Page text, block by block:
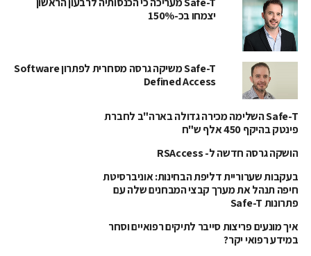
יצמחו בכ-150%
Safe-T משיקה גרסה מסחרית לפתרון Software
Defined Access
Safe-T השלימה מכירה גדולה בארה"ב לחברת
פינטק בהיקף 450 אלף ש"ח
הושקה גרסה חדשה ל- RSAccess
בעקבות שערוריית דליפת הבחינות: אוניברסיטת
חיפה תנהל את מערך קבצי המבחנים שלה עם
פתרונות Safe-T
איך מונעים פריצות סייבר לתיקים רפואיים וסחר
במידע רפואי יקר?